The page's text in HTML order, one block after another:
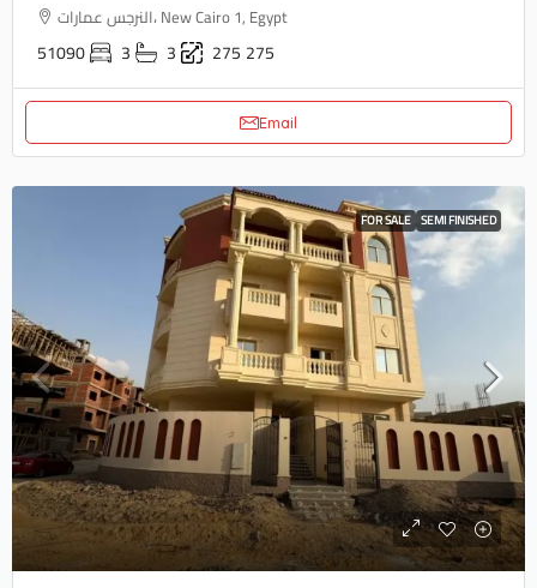
النرجس عمارات، New Cairo 1, Egypt
51090 3 3 275 275
Email
FOR SALE SEMI FINISHED